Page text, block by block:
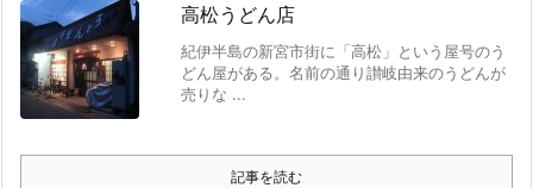
高松うどん店
紀伊半島の新宮市街に「高松」という屋号のう
どん屋がある。名前の通り讃岐由来のうどんが
売りな ...
記事を読む